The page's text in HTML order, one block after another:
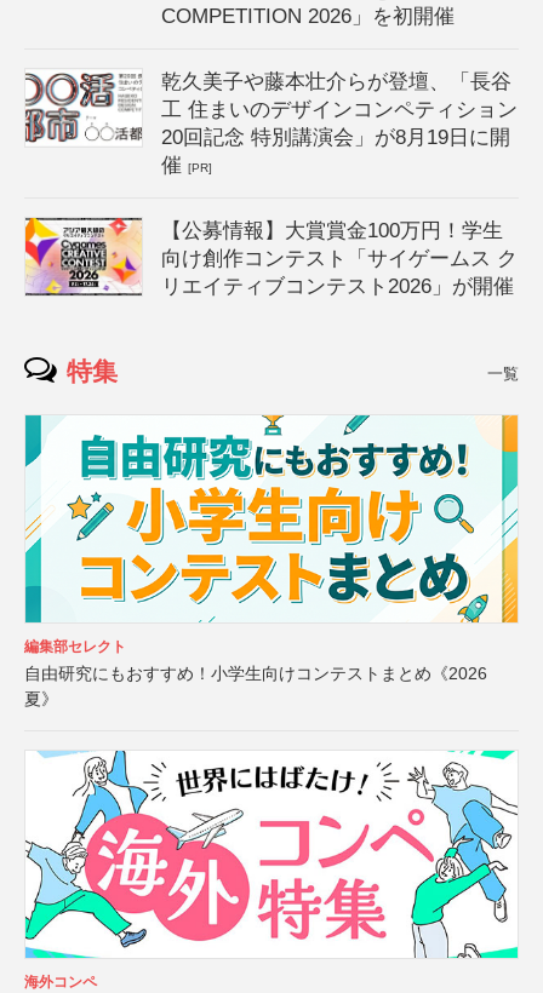
COMPETITION 2026」を初開催
乾久美子や藤本壮介らが登壇、「長谷
工 住まいのデザインコンペティション
20回記念 特別講演会」が8月19日に開
催[PR]
【公募情報】大賞賞金100万円！学生
向け創作コンテスト「サイゲームス ク
リエイティブコンテスト2026」が開催
特集 一覧
編集部セレクト
自由研究にもおすすめ！小学生向けコンテストまとめ《2026
夏》
海外コンペ